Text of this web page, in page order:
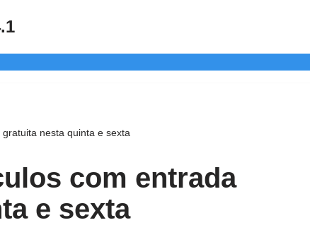
nesta quinta e sexta
com entrada
e sexta